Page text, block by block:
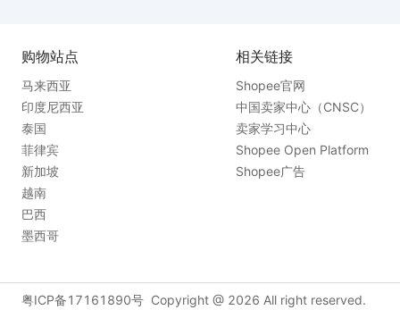
购物站点
马来西亚
印度尼西亚
泰国
菲律宾
新加坡
越南
巴西
墨西哥
相关链接
Shopee官网
中国卖家中心（CNSC）
卖家学习中心
Shopee Open Platform
Shopee广告
粤ICP备17161890号 Copyright @ 2026 All right reserved.